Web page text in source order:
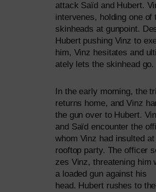
attack Saïd and Hubert.
inter­ven­es, hol­ding one of
skin­heads at gun­point.
Hubert pushing Vinz to
him, Vinz hesi­ta­tes and
ate­ly lets the skin­head go.
In the ear­ly mor­ning, the
returns home, and Vinz
the gun over to Hubert.
and Saïd encoun­ter the
whom Vinz had insul­ted at
roof­top par­ty. The offi­cer
zes Vinz, threa­tening him
a loa­ded gun against his
head. Hubert rus­hes to